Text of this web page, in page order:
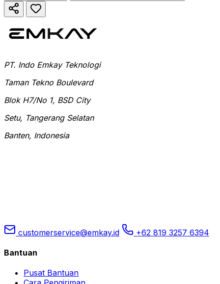
PT. Indo Emkay Teknologi
Taman Tekno Boulevard
Blok H7/No 1, BSD City
Setu, Tangerang Selatan
Banten, Indonesia
customerservice@emkay.id +62 819 3257 6394
Bantuan
Pusat Bantuan